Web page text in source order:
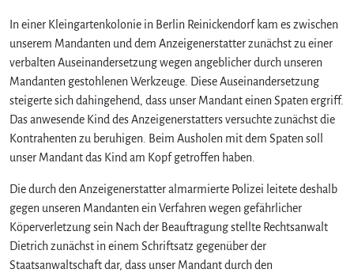
In einer Kleingartenkolonie in Berlin Reinickendorf kam es zwischen
unserem Mandanten und dem Anzeigenerstatter zunächst zu einer
verbalten Auseinandersetzung wegen angeblicher durch unseren
Mandanten gestohlenen Werkzeuge. Diese Auseinandersetzung
steigerte sich dahingehend, dass unser Mandant einen Spaten ergriff.
Das anwesende Kind des Anzeigenerstatters versuchte zunächst die
Kontrahenten zu beruhigen. Beim Ausholen mit dem Spaten soll
unser Mandant das Kind am Kopf getroffen haben.
Die durch den Anzeigenerstatter almarmierte Polizei leitete deshalb
gegen unseren Mandanten ein Verfahren wegen gefährlicher
Köperverletzung sein Nach der Beauftragung stellte Rechtsanwalt
Dietrich zunächst in einem Schriftsatz gegenüber der
Staatsanwaltschaft dar, dass unser Mandant durch den